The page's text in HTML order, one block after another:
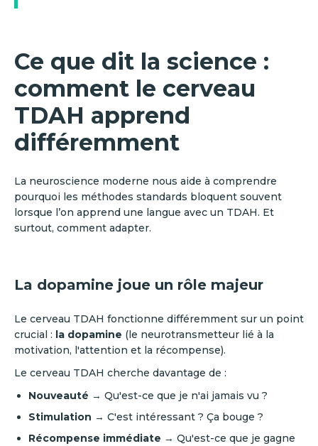
Ce que dit la science :
comment le cerveau
TDAH apprend
différemment
La neuroscience moderne nous aide à comprendre
pourquoi les méthodes standards bloquent souvent
lorsque l’on apprend une langue avec un TDAH. Et
surtout, comment adapter.
La dopamine joue un rôle majeur
Le cerveau TDAH fonctionne différemment sur un point
crucial : la dopamine (le neurotransmetteur lié à la
motivation, l'attention et la récompense).
Le cerveau TDAH cherche davantage de :
Nouveauté → Qu'est-ce que je n'ai jamais vu ?
Stimulation → C'est intéressant ? Ça bouge ?
Récompense immédiate → Qu'est-ce que je gagne